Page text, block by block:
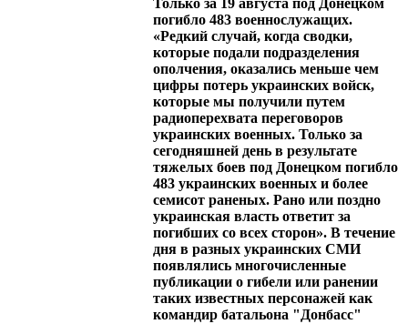
Только за 19 августа под Донецком
погибло 483 военнослужащих.
«Редкий случай, когда сводки,
которые подали подразделения
ополчения, оказались меньше чем
цифры потерь украинских войск,
которые мы получили путем
радиоперехвата переговоров
украинских военных. Только за
сегодняшней день в результате
тяжелых боев под Донецком погибло
483 украинских военных и более
семисот раненых. Рано или поздно
украинская власть ответит за
погибших со всех сторон». В течение
дня в разных украинских СМИ
появлялись многочисленные
публикации о гибели или ранении
таких известных персонажей как
командир батальона "Донбасс"